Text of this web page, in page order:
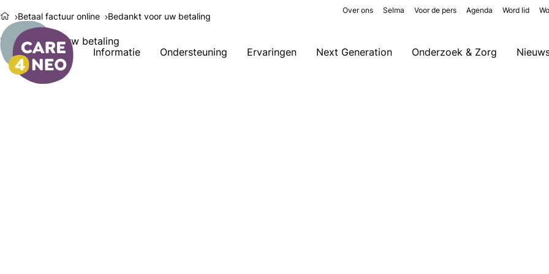
Informatie Ondersteuning Ervaringen Next Generation Onderzoek & Zorg
Over ons Selma Voor de pers Agenda Word lid
Betaal factuur online Bedankt voor uw betaling
Bedankt voor uw betaling